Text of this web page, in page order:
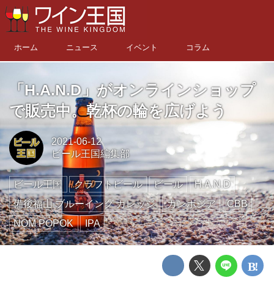
ホーム ニュース イベント コラム
「H.A.N.D」がオンラインショップ
で販売中。乾杯の輪を広げよう
2021-06-12
ビール王国編集部
ビール王国 クラフトビール ビール
H.A.N.D
備後福山 ブルーイング カレッジ
カンボジア
CBB
NOM POPOK
IPA